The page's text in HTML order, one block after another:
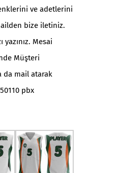
ve adetlerini
bize iletiniz.
Mesai
Müşteri
da mail atarak
pbx